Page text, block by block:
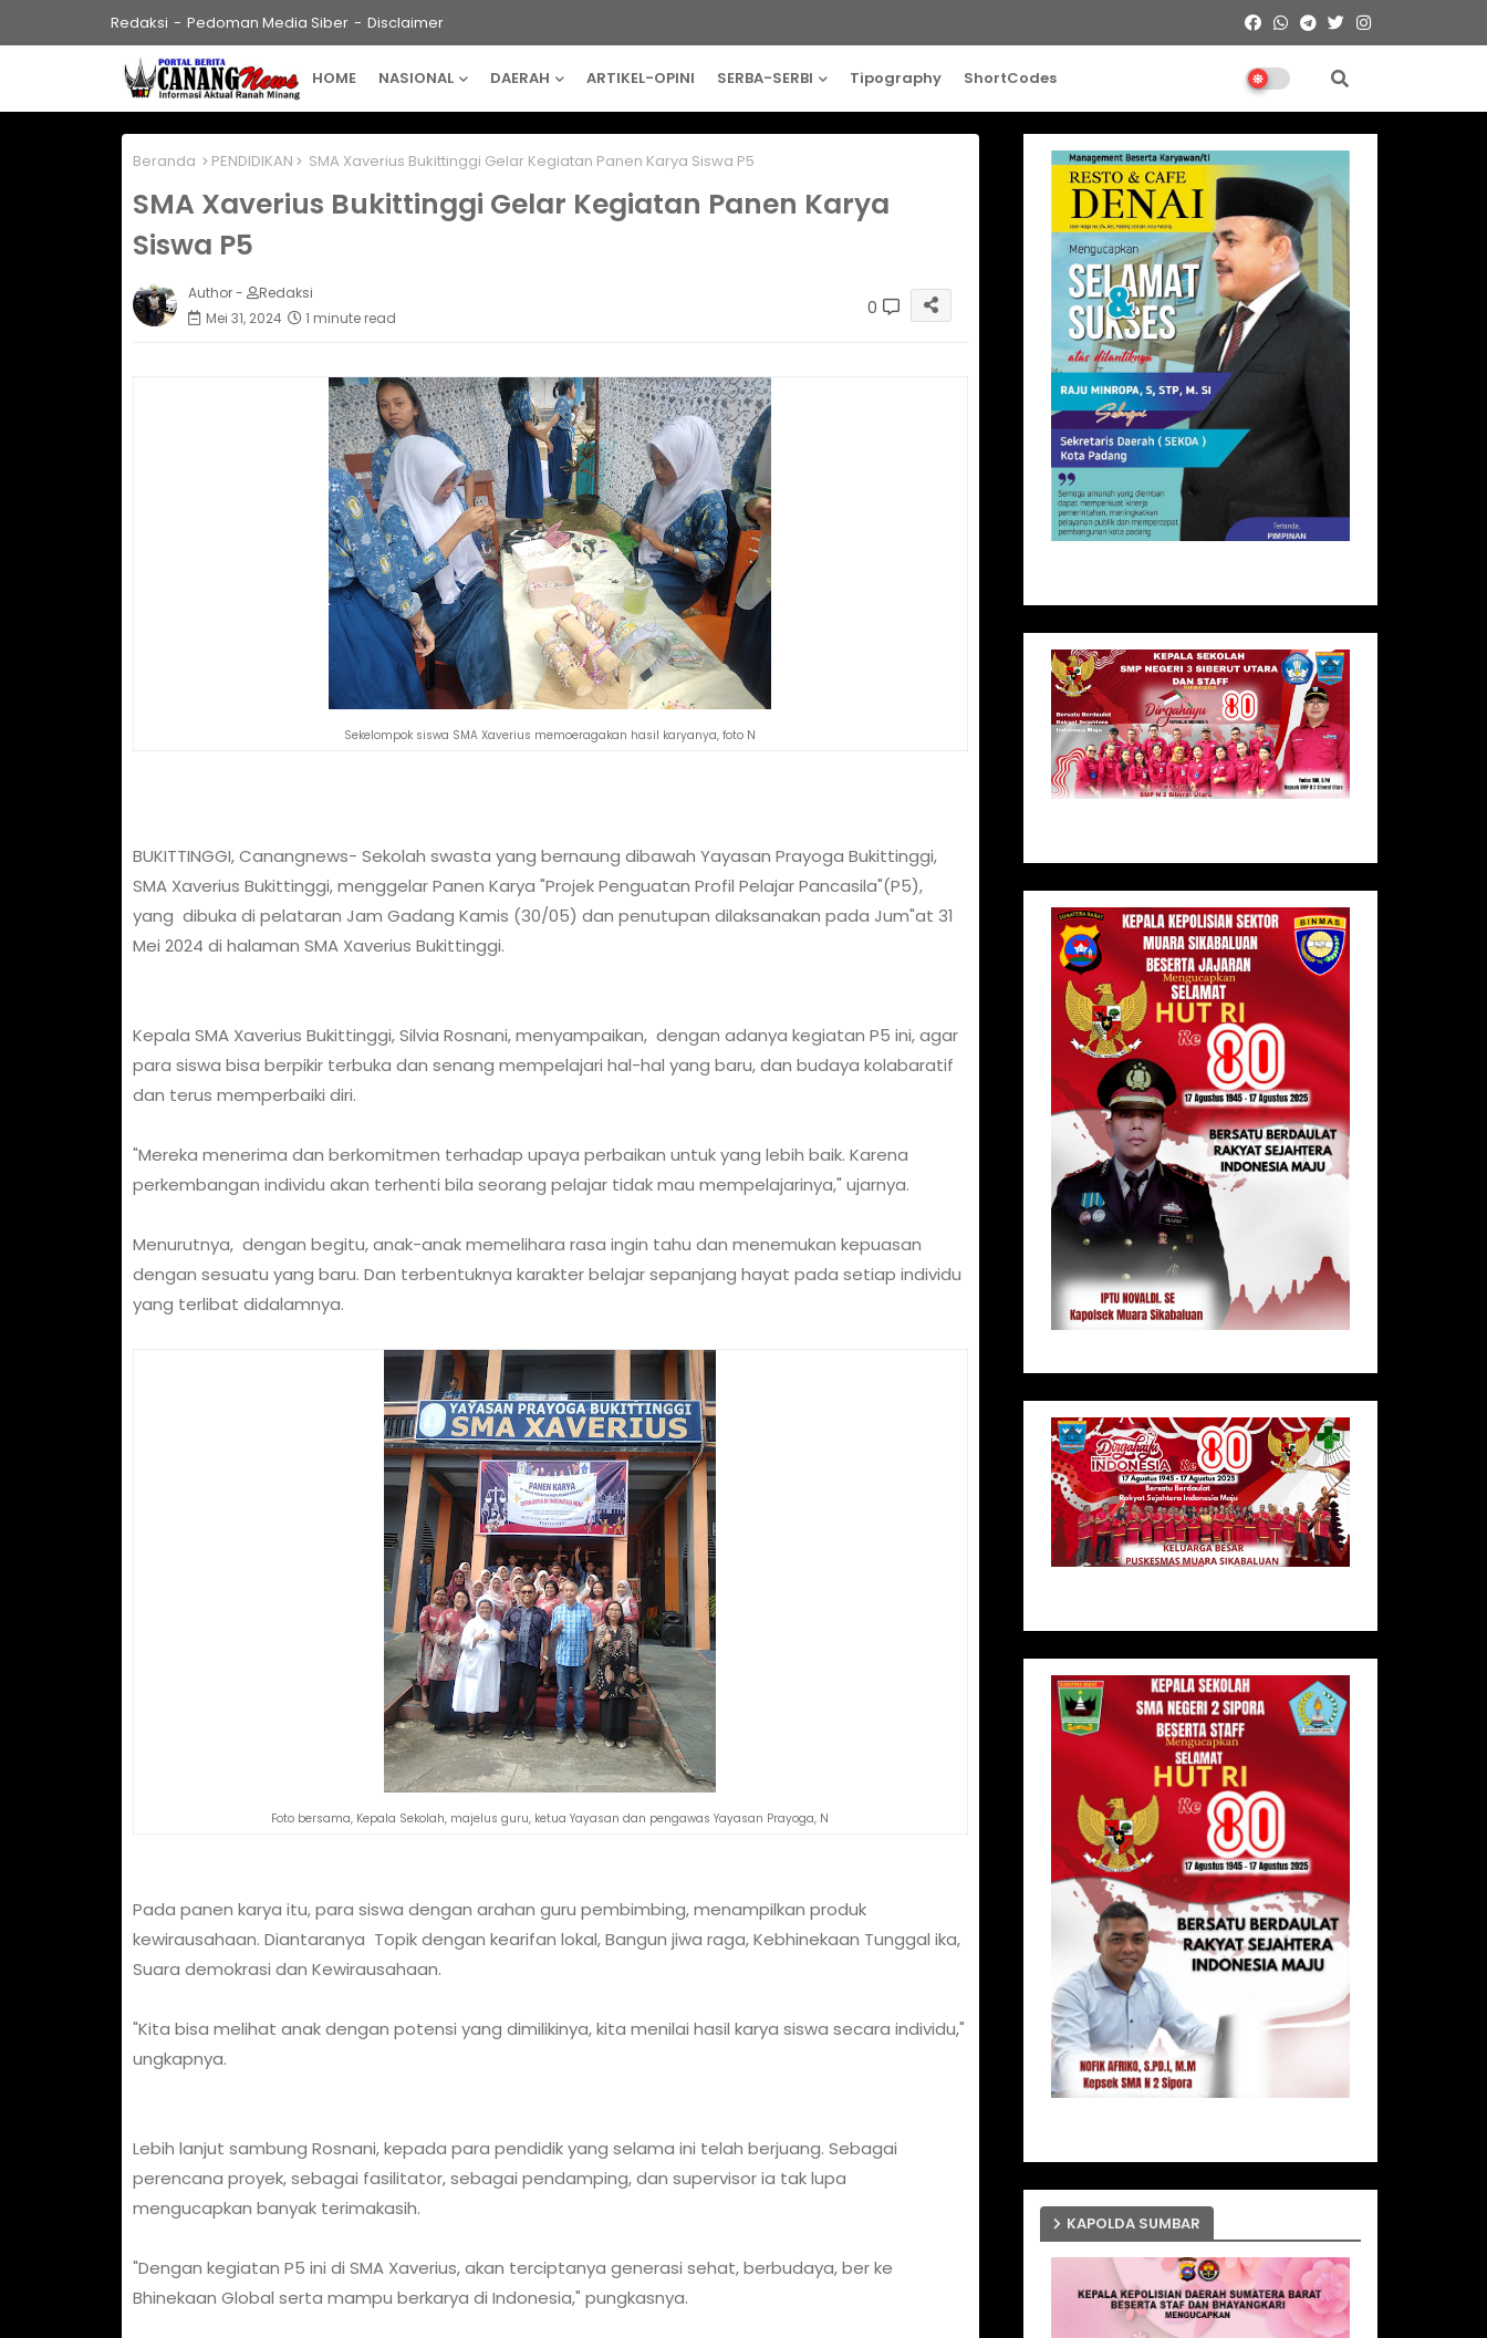
Redaksi Pedoman Media Siber Disclaimer
HOME NASIONAL DAERAH ARTIKEL-OPINI SERBA-SERBI Tipography ShortCodes
Beranda PENDIDIKAN SMA Xaverius Bukittinggi Gelar Kegiatan Panen Karya Siswa P5
SMA Xaverius Bukittinggi Gelar Kegiatan Panen Karya
Siswa P5
Author -
Redaksi
Mei 31, 2024
1 minute read 0
Sekelompok siswa SMA Xaverius memoeragakan hasil karyanya, foto N
BUKITTINGGI, Canangnews- Sekolah swasta yang bernaung dibawah Yayasan Prayoga Bukittinggi,
SMA Xaverius Bukittinggi, menggelar Panen Karya "Projek Penguatan Profil Pelajar Pancasila"(P5),
yang dibuka di pelataran Jam Gadang Kamis (30/05) dan penutupan dilaksanakan pada Jum"at 31
Mei 2024 di halaman SMA Xaverius Bukittinggi.
Kepala SMA Xaverius Bukittinggi, Silvia Rosnani, menyampaikan, dengan adanya kegiatan P5 ini, agar
para siswa bisa berpikir terbuka dan senang mempelajari hal-hal yang baru, dan budaya kolabaratif
dan terus memperbaiki diri.
"Mereka menerima dan berkomitmen terhadap upaya perbaikan untuk yang lebih baik. Karena
perkembangan individu akan terhenti bila seorang pelajar tidak mau mempelajarinya," ujarnya.
Menurutnya, dengan begitu, anak-anak memelihara rasa ingin tahu dan menemukan kepuasan
dengan sesuatu yang baru. Dan terbentuknya karakter belajar sepanjang hayat pada setiap individu
yang terlibat didalamnya.
Foto bersama, Kepala Sekolah, majelus guru, ketua Yayasan dan pengawas Yayasan Prayoga, N
Pada panen karya itu, para siswa dengan arahan guru pembimbing, menampilkan produk
kewirausahaan. Diantaranya Topik dengan kearifan lokal, Bangun jiwa raga, Kebhinekaan Tunggal ika,
Suara demokrasi dan Kewirausahaan.
"Kita bisa melihat anak dengan potensi yang dimilikinya, kita menilai hasil karya siswa secara individu,"
ungkapnya.
Lebih lanjut sambung Rosnani, kepada para pendidik yang selama ini telah berjuang. Sebagai
perencana proyek, sebagai fasilitator, sebagai pendamping, dan supervisor ia tak lupa
mengucapkan banyak terimakasih.
"Dengan kegiatan P5 ini di SMA Xaverius, akan terciptanya generasi sehat, berbudaya, ber ke
Bhinekaan Global serta mampu berkarya di Indonesia," pungkasnya.
KAPOLDA SUMBAR